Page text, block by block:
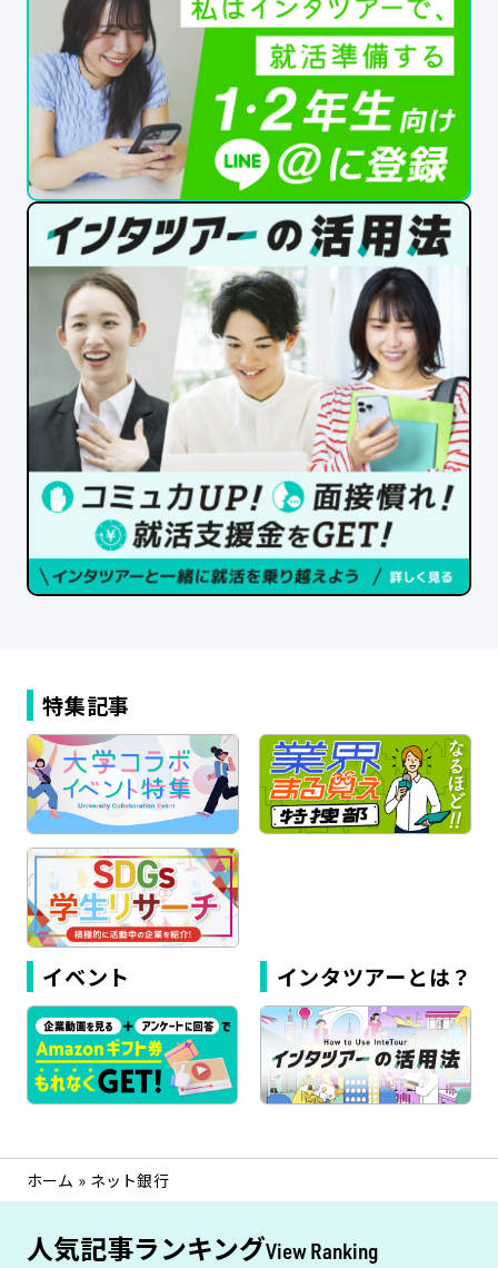
特集記事
イベント インタツアーとは？
ホーム » ネット銀行
人気記事ランキングView Ranking